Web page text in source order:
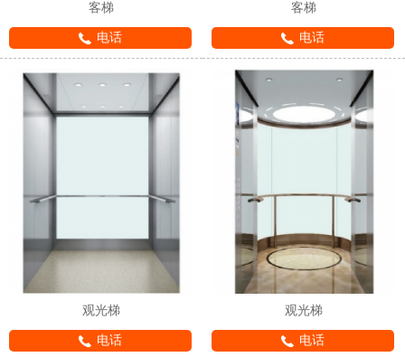
客梯
电话
客梯
电话
观光梯
电话
观光梯
电话